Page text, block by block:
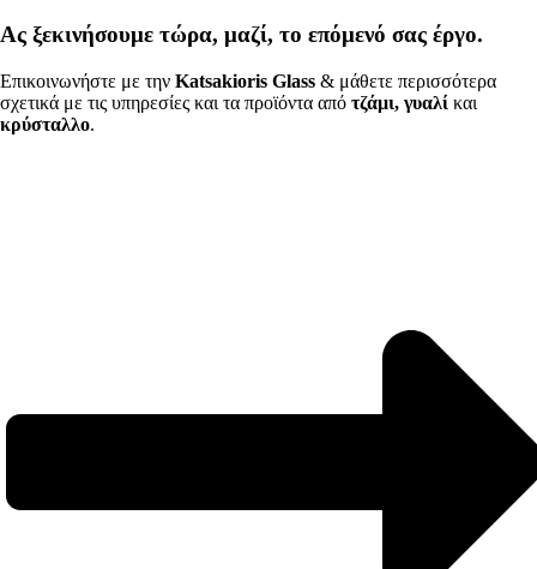
Ας ξεκινήσουμε τώρα, μαζί, το επόμενό σας έργο.
Επικοινωνήστε με την Katsakioris Glass & μάθετε περισσότερα
σχετικά με τις υπηρεσίες και τα προϊόντα από τζάμι, γυαλί και
κρύσταλλο.